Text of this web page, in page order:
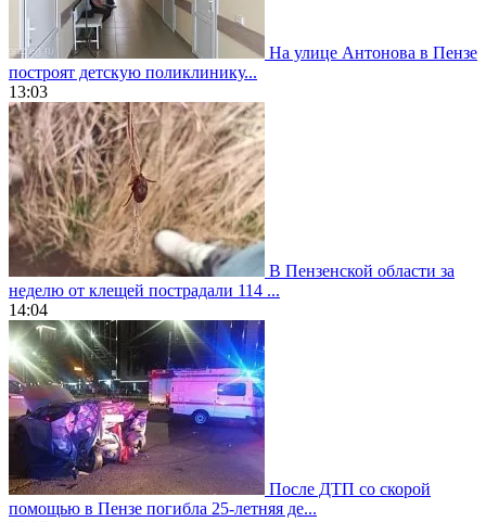
На улице Антонова в Пензе
построят детскую поликлинику...
13:03
В Пензенской области за
неделю от клещей пострадали 114 ...
14:04
После ДТП со скорой
помощью в Пензе погибла 25-летняя де...